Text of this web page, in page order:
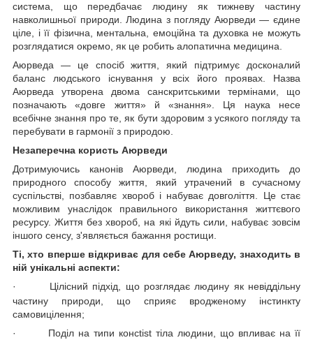
система, що передбачає людину як тижневу частину
навколишньої природи. Людина з погляду Аюрведи — єдине
ціле, і її фізична, ментальна, емоційна та духовка не можуть
розглядатися окремо, як це робить алопатична медицина.
Аюрведа — це спосіб життя, який підтримує досконалий
баланс людського існування у всіх його проявах. Назва
Аюрведа утворена двома санскритськими термінами, що
позначають «довге життя» й «знання». Ця наука несе
всебічне знання про те, як бути здоровим з усякого погляду та
перебувати в гармонії з природою.
Незаперечна користь Аюрведи
Дотримуючись канонів Аюрведи, людина приходить до
природного способу життя, який утрачений в сучасному
суспільстві, позбавляє хвороб і набуває довголіття. Це стає
можливим унаслідок правильного використання життєвого
ресурсу. Життя без хвороб, на які йдуть сили, набуває зовсім
іншого сенсу, з'являється бажання ростищи.
Ті, хто вперше відкриває для себе Аюрведу, знаходить в
ній унікальні аспекти:
·
Цілісний підхід, що розглядає людину як невіддільну
частину природи, що сприяє вродженому інстинкту
самовицілення;
·
Поділ на типи консtist тіла людини, що впливає на її